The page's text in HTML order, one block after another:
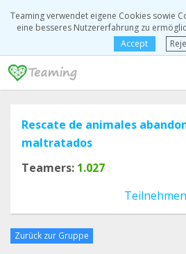
Teaming verwendet eigene Cookies sowie
eine besseres Nutzererfahrung zu
Accept
Rescate de animales
maltratados
Teamers: 1.027
Teilnehmen
Zurück zur Gruppe